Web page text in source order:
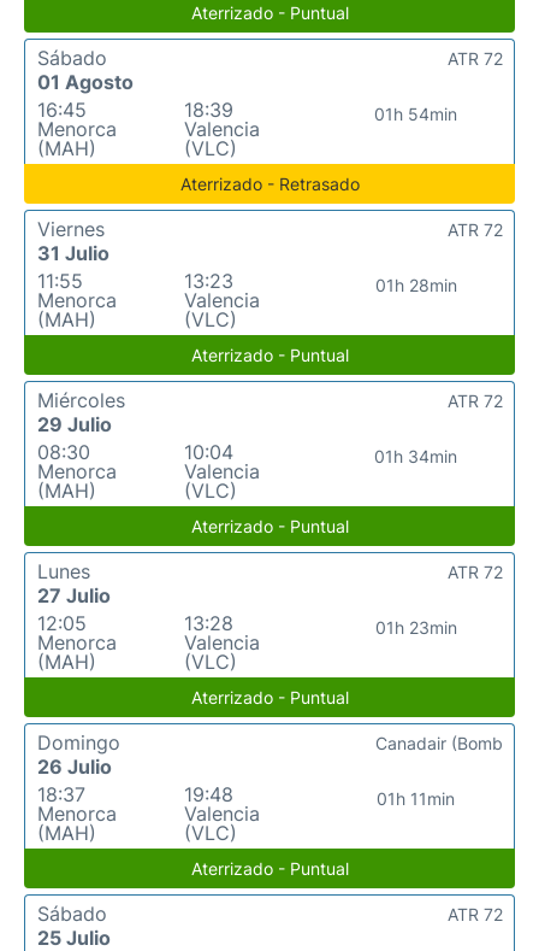
Aterrizado - Puntual
Sábado
01 Agosto
16:45
Menorca
(MAH)
18:39
Valencia
(VLC)
01h 54min
ATR 72
Aterrizado - Retrasado
Viernes
31 Julio
11:55
Menorca
(MAH)
13:23
Valencia
(VLC)
01h 28min
ATR 72
Aterrizado - Puntual
Miércoles
29 Julio
08:30
Menorca
(MAH)
10:04
Valencia
(VLC)
01h 34min
ATR 72
Aterrizado - Puntual
Lunes
27 Julio
12:05
Menorca
(MAH)
13:28
Valencia
(VLC)
01h 23min
ATR 72
Aterrizado - Puntual
Domingo
26 Julio
18:37
Menorca
(MAH)
19:48
Valencia
(VLC)
01h 11min
Canadair (Bomb
Aterrizado - Puntual
Sábado
25 Julio
ATR 72